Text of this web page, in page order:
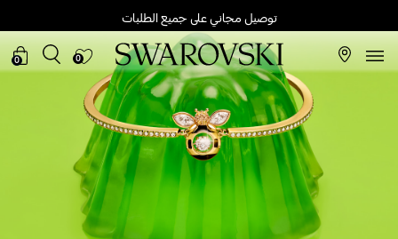
توصيل مجاني على جميع الطلبات
0
0